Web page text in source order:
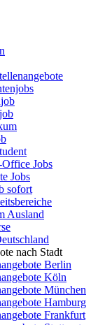
Jobs
Jobs
sofort
Ausland
nach Stadt
Berlin
Köln
München
Hamburg
Frankfurt